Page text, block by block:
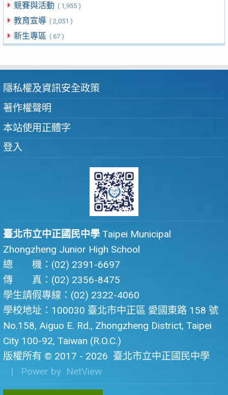
競賽與活動 ( 1,955 )
教育宣導 ( 2,051 )
新生專區 ( 67 )
隱私權及資訊安全政策
著作權聲明
本站使用正體字
登入
臺北市立中正國民中學 Taipei Municipal
Zhongzheng Junior High School
總 機：(02) 2391-6697
傳 真：(02) 2356-8475
學生請假專線：(02) 2322-4060
學校地址：100030 臺北市中正區 愛國東路 158 號
No.158, Aiguo E. Rd., Zhongzheng District, Taipei
City 100-92, Taiwan (R.O.C.)
版權所有 © 2017 - 2026 臺北市立中正國民中學
| Power by NetView